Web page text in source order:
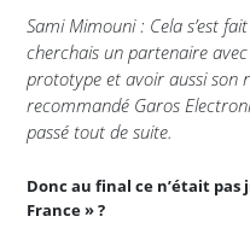
Sami Mimouni : Cela s’est
cherchais un partenaire
prototype et avoir aussi son
recommandé Garos
passé tout de suite.
Donc au final ce n’était
France » ?